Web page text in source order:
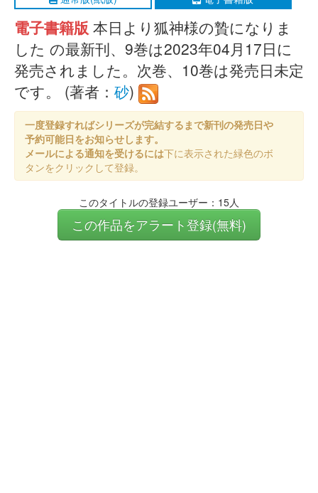
電子書籍版 本日より狐神様の贄になりま
した の最新刊、9巻は2023年04月17日に
発売されました。次巻、10巻は発売日未定
です。 (著者： 砂)
一度登録すればシリーズが完結するまで新刊の発売日や
予約可能日をお知らせします。
メールによる通知を受けるには下に表示された緑色のボ
タンをクリックして登録。
このタイトルの登録ユーザー：15人
この作品をアラート登録(無料)